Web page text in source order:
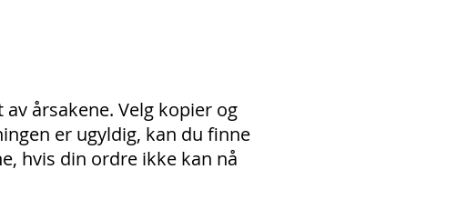
årsakene. Velg kopier og
er ugyldig, kan du finne
hvis din ordre ikke kan nå